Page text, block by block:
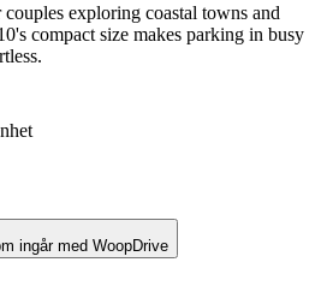
exploring coastal towns and
compact size makes parking in busy
ingår med WoopDrive